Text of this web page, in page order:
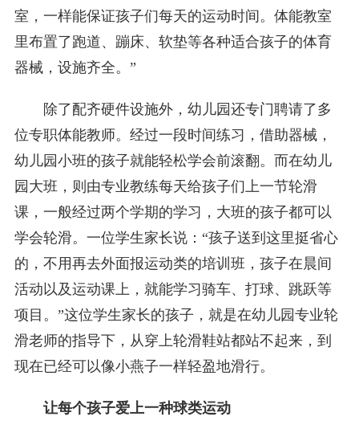
室，一样能保证孩子们每天的运动时间。体能教室
里布置了跑道、蹦床、软垫等各种适合孩子的体育
器械，设施齐全。”
除了配齐硬件设施外，幼儿园还专门聘请了多
位专职体能教师。经过一段时间练习，借助器械，
幼儿园小班的孩子就能轻松学会前滚翻。而在幼儿
园大班，则由专业教练每天给孩子们上一节轮滑
课，一般经过两个学期的学习，大班的孩子都可以
学会轮滑。一位学生家长说：“孩子送到这里挺省心
的，不用再去外面报运动类的培训班，孩子在晨间
活动以及运动课上，就能学习骑车、打球、跳跃等
项目。”这位学生家长的孩子，就是在幼儿园专业轮
滑老师的指导下，从穿上轮滑鞋站都站不起来，到
现在已经可以像小燕子一样轻盈地滑行。
让每个孩子爱上一种球类运动